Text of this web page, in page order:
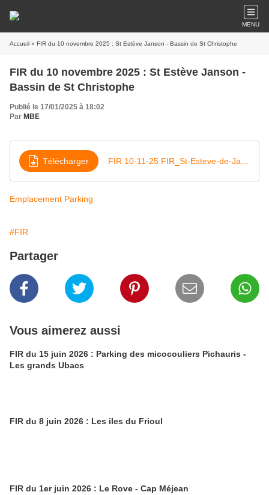
MENU
Accueil » FIR du 10 novembre 2025 : St Estève Janson - Bassin de St Christophe
FIR du 10 novembre 2025 : St Estève Janson -
Bassin de St Christophe
Publié le 17/01/2025 à 18:02
Par MBE
Télécharger
Emplacement Parking
#FIR
Partager
Vous aimerez aussi
FIR du 15 juin 2026 : Parking des micocouliers Pichauris -
Les grands Ubacs
FIR du 8 juin 2026 : Les iles du Frioul
FIR du 1er juin 2026 : Le Rove - Cap Méjean